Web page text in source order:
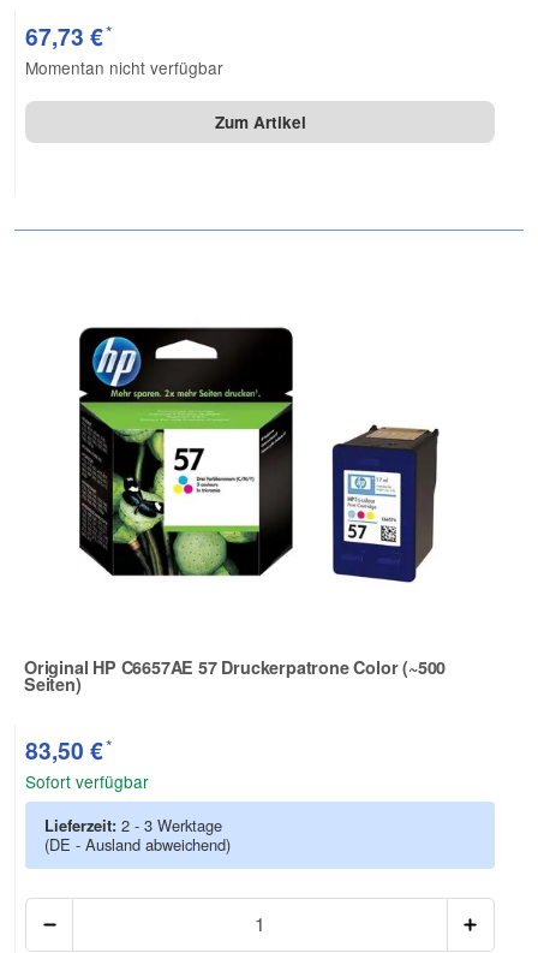
67,73 €*
Momentan nicht verfügbar
Zum Artikel
Original HP C6657AE 57 Druckerpatrone Color (~500
Seiten)
Zur Artikelbewertung
83,50 €*
Sofort verfügbar
Lieferzeit: 2 - 3 Werktage
(DE - Ausland abweichend)